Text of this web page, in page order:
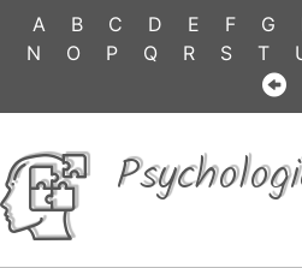
A B C D E F G
N
O P Q R S T